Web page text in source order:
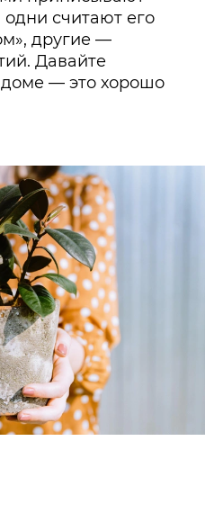
одни считают его
другие —
Давайте
доме — это хорошо